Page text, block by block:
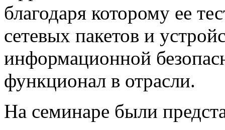
благодаря которому ее
сетевых пакетов и
информационной
функционал в отрасли.
На семинаре были